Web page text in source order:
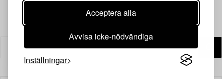
Acceptera alla
Avvisa icke-nödvändiga
Inställningar